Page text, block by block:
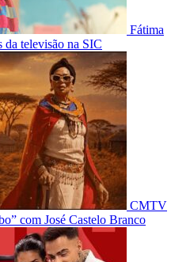
Fátima
da televisão na SIC
CMTV
com José Castelo Branco